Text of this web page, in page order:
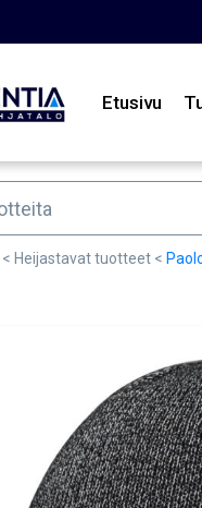
Etusivu
< Heijastavat tuotteet <